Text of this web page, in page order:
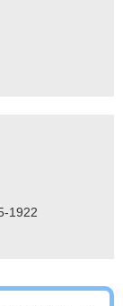
1922